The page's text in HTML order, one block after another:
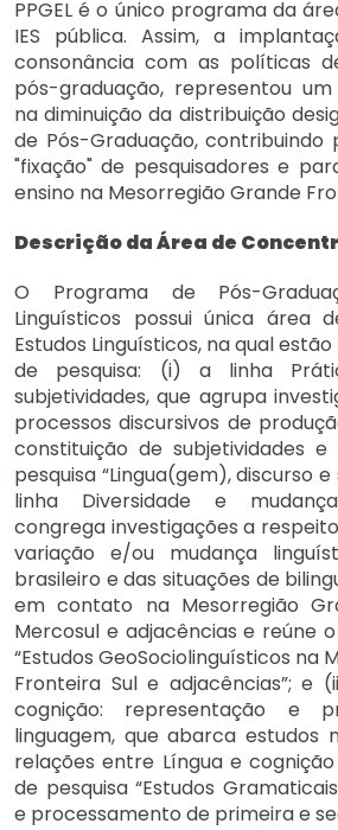
PPGEL é o único programa da
IES pública. Assim, a
consonância com as políticas
pós-graduação, representou
na diminuição da distribuição
de Pós-Graduação,
"fixação" de pesquisadores e
ensino na Mesorregião Grande
Descrição da Área de
O Programa de Pós-
Linguísticos possui única área
Estudos Linguísticos, na qual
de pesquisa: (i) a linha
subjetividades, que agrupa
processos discursivos de
constituição de subjetividades
pesquisa “Lingua(gem), discurso
linha Diversidade e
congrega investigações a
variação e/ou mudança
brasileiro e das situações de
em contato na Mesorregião
Mercosul e adjacências e reúne
“Estudos GeoSociolinguísticos na
Fronteira Sul e adjacências”; e
cognição: representação e
linguagem, que abarca estudos
relações entre Língua e
de pesquisa “Estudos
e processamento de primeira e